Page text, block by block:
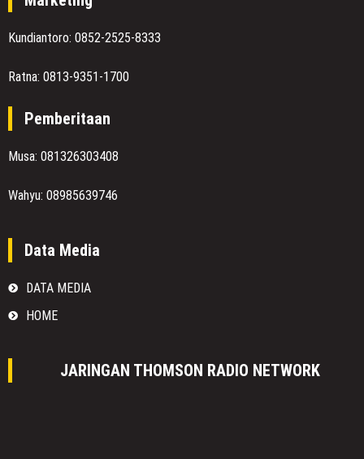
Kundiantoro: 0852-2525-8333
Ratna: 0813-9351-1700
Pemberitaan
Musa: 081326303408
Wahyu: 08985639746
Data Media
DATA MEDIA
HOME
JARINGAN THOMSON RADIO NETWORK